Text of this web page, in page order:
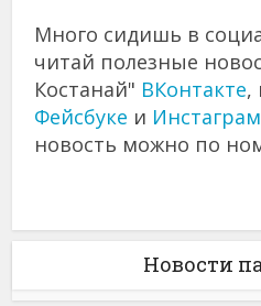
Много сидишь в
читай полезные
Костанай" ВКонтакте,
Фейсбуке и
новость можно по
Новости